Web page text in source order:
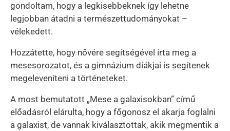
gondoltam, hogy a legkisebbeknek így lehetne
legjobban átadni a természettudományokat –
vélekedett.
Hozzátette, hogy nővére segítségével írta meg a
mesesorozatot, és a gimnázium diákjai is segítenek
megeleveníteni a történeteket.
A most bemutatott „Mese a galaxisokban” című
előadásról elárulta, hogy a főgonosz el akarja foglalni
a galaxist, de vannak kiválasztottak, akik megmentik a